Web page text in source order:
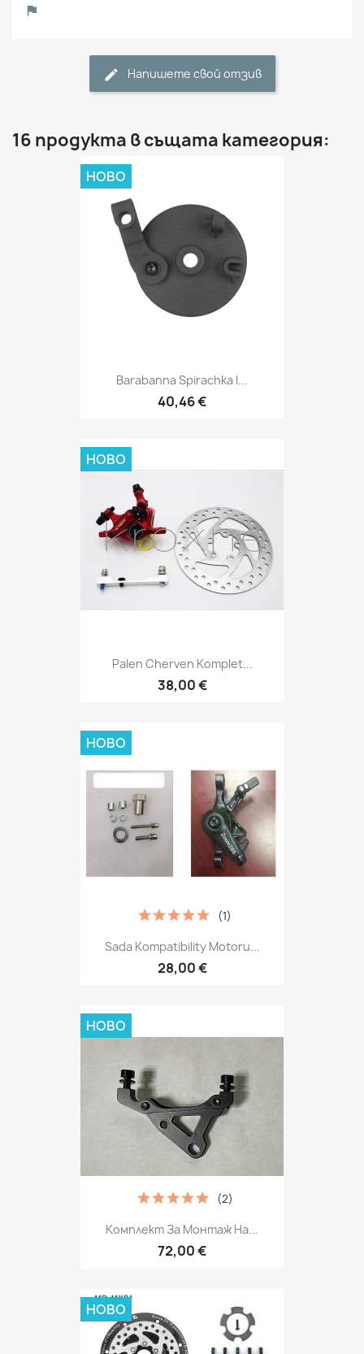
Напишете свой отзив
16 продукта в същата категория:
Barabanna Spirachka I...
40,46 €
НОВО
Palen Cherven Komplet...
38,00 €
НОВО
Sada Kompatibility Motoru...
28,00 €
(1)
НОВО
Комплект За Монтаж На...
72,00 €
(2)
НОВО
НОВО